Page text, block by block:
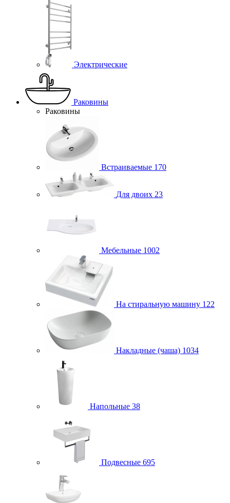
Электрические
Раковины
Раковины
Встраиваемые 170
Для двоих 23
Мебельные 1002
На стиральную машину 122
Накладные (чаша) 1034
Напольные 38
Подвесные 695